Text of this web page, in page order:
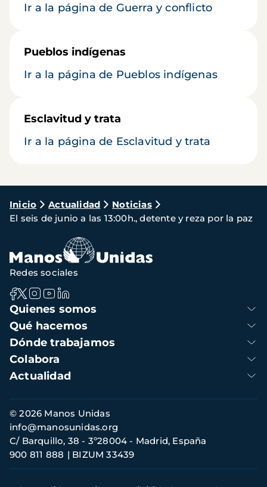
Ir a la página de Guerra y conflicto
Pueblos indígenas
Ir a la página de Pueblos indígenas
Esclavitud y trata
Ir a la página de Esclavitud y trata
Ruta
de
navegación
Inicio Actualidad
Noticias
El seis de junio a las 13:00h., detente y reza por la paz
Navegación
principal
Quienes somos
Qué hacemos
Dónde trabajamos
Colabora
Actualidad
Redes sociales
Información
de
contacto
© 2026 Manos Unidas
C/ Barquillo, 38 - 3º28004 - Madrid, España
900 811 888
BIZUM 33439
info@manosunidas.org